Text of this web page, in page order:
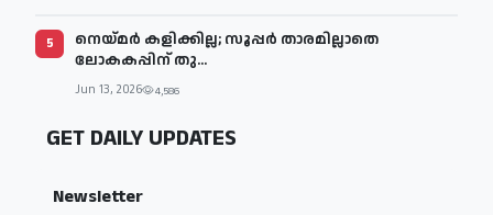
5
നെയ്മര്‍ കളിക്കില്ല; സൂപ്പര്‍ താരമില്ലാതെ
ലോകകപ്പിന് തു...
Jun 13, 2026 4,586
GET DAILY UPDATES
Newsletter